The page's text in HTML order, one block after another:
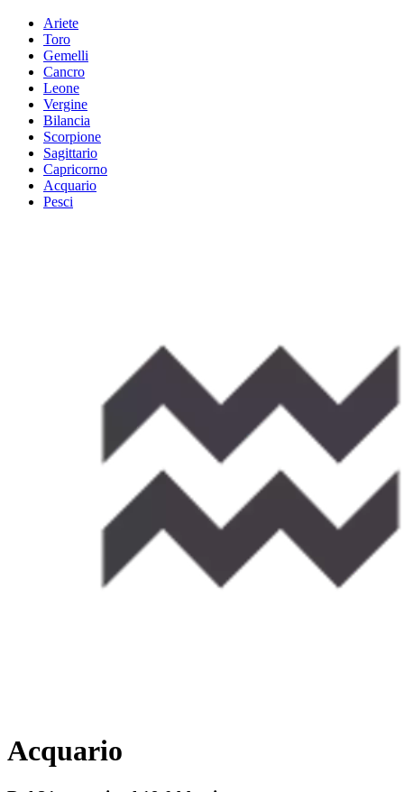
Ariete
Toro
Gemelli
Cancro
Leone
Vergine
Bilancia
Scorpione
Sagittario
Capricorno
Acquario
Pesci
Acquario